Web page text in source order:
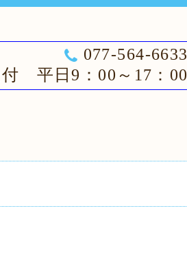
077-564-6633
平日9：00～17：00